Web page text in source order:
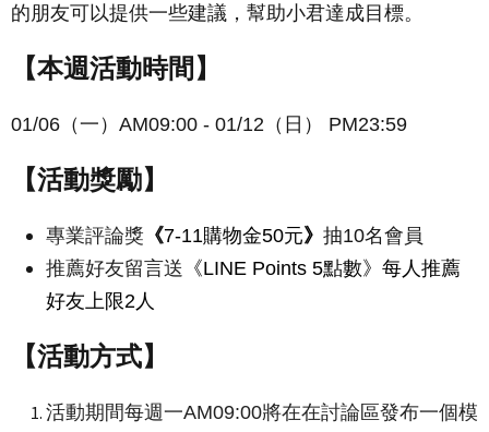
的朋友可以提供一些建議，幫助小君達成目標。
【本週活動時間】
01/06（一）AM09:00 - 01/12（日） PM23:59
【活動獎勵】
專業評論獎 《7-11購物金50元》 抽10名會員
推薦好友留言送 《LINE Points 5點數》每人推薦
好友上限2人
【活動方式】
活動期間每週一AM09:00將在在討論區發布一個模